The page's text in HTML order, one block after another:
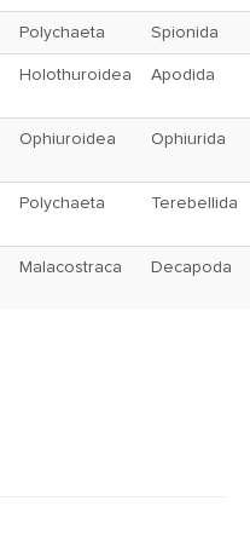
Polychaeta Spionida
Holothuroidea Apodida
Ophiuroidea Ophiurida
Polychaeta Terebellida
Malacostraca Decapoda